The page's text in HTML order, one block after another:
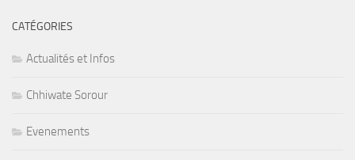
CATÉGORIES
Actualités et Infos
Chhiwate Sorour
Evenements